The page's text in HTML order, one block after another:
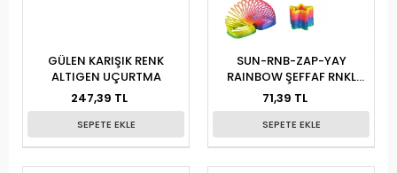
GÜLEN KARIŞIK RENK
ALTIGEN UÇURTMA
247,39 TL
SEPETE EKLE
SUN-RNB-ZAP-YAY
RAINBOW ŞEFFAF RNKL
ŞEKİLLİ
71,39 TL
SEPETE EKLE